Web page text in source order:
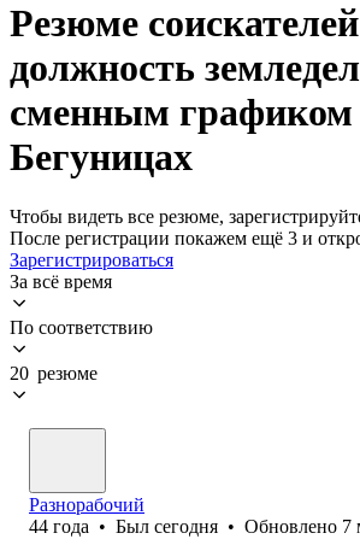
Резюме
должность
сменным графиком
Бегуницах
Чтобы видеть все резюме,
После регистрации покажем ещё 3 и
Зарегистрироваться
За всё время
По соответствию
20 резюме
Разнорабочий
44 года • Был сегодня • Обновлено 7